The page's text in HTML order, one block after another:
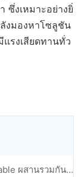
งเหมาะอย่างยิ่
งมองหาโซลูชัน
รงเสียดทานทั่ว
eSign.AI และ Lark Multi-Dimensional Table ผสานรวมกันอย่างเป็นทางการ: การลงนามและการเก็บถาวรสัญญาอิเล็กทรอนิกส์แบบอัตโนมัติเต็มรูปแบบ